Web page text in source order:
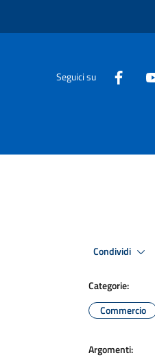
Seguici su
Condividi
Categorie:
Commercio
Argomenti: